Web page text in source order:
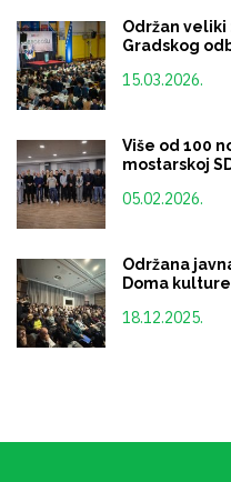
Održan
Gradskog
15.03.2026.
Više od 100
mostarskoj
05.02.2026.
Održana
Doma
18.12.2025.